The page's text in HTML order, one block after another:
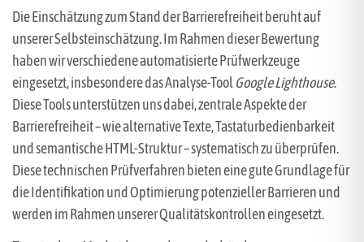
Die Einschätzung zum Stand der Barrierefreiheit beruht auf
unserer Selbsteinschätzung. Im Rahmen dieser Bewertung
haben wir verschiedene automatisierte Prüfwerkzeuge
eingesetzt, insbesondere das Analyse-ToolGoogle Lighthouse.
Diese Tools unterstützen uns dabei, zentrale Aspekte der
Barrierefreiheit – wie alternative Texte, Tastaturbedienbarkeit
und semantische HTML-Struktur – systematisch zu überprüfen.
Diese technischen Prüfverfahren bieten eine gute Grundlage für
die Identifikation und Optimierung potenzieller Barrieren und
werden im Rahmen unserer Qualitätskontrollen eingesetzt.